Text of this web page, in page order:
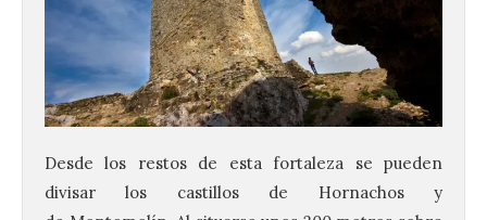
Desde los restos de esta fortaleza se pueden
divisar los castillos de Hornachos y